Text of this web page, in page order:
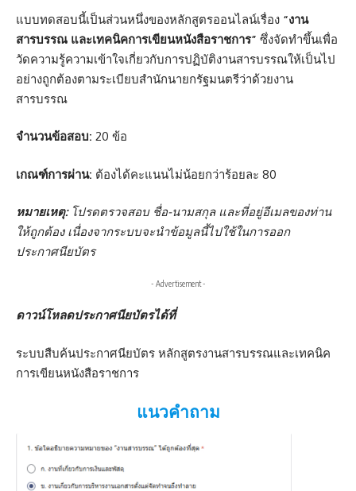
แบบทดสอบนี้เป็นส่วนหนึ่งของหลักสูตรออนไลน์เรื่อง “งาน
สารบรรณ และเทคนิคการเขียนหนังสือราชการ” ซึ่งจัดทำขึ้นเพื่อ
วัดความรู้ความเข้าใจเกี่ยวกับการปฏิบัติงานสารบรรณให้เป็นไป
อย่างถูกต้องตามระเบียบสำนักนายกรัฐมนตรีว่าด้วยงาน
สารบรรณ
จำนวนข้อสอบ: 20 ข้อ
เกณฑ์การผ่าน: ต้องได้คะแนนไม่น้อยกว่าร้อยละ 80
หมายเหตุ:โปรดตรวจสอบ ชื่อ-นามสกุล และที่อยู่อีเมลของท่าน
ให้ถูกต้อง เนื่องจากระบบจะนำข้อมูลนี้ไปใช้ในการออก
ประกาศนียบัตร
- Advertisement -
ดาวน์โหลดประกาศนียบัตรได้ที่
ระบบสืบค้นประกาศนียบัตร หลักสูตรงานสารบรรณและเทคนิค
การเขียนหนังสือราชการ
แนวคำถาม